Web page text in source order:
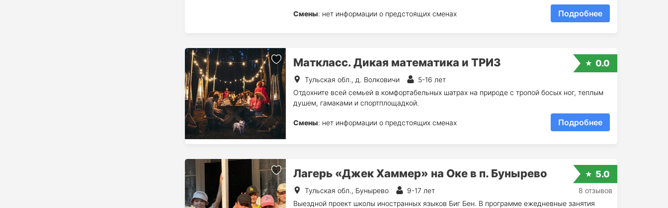
Смены: нет информации о предстоящих сменах Подробнее
Маткласс. Дикая математика и ТРИЗ
Тульская обл., д. Волковичи
5-16 лет
Отдохните всей семьей в комфортабельных шатрах на природе с тропой босых ног, теплым
душем, гамаками и спортплощадкой.
Смены: нет информации о предстоящих сменах Подробнее
0.0
Лагерь «Джек Хаммер» на Оке в п. Бунырево
Тульская обл., Бунырево
9-17 лет
Выездной проект школы иностранных языков Биг Бен. В программе ежедневные занятия
5.0
8 отзывов